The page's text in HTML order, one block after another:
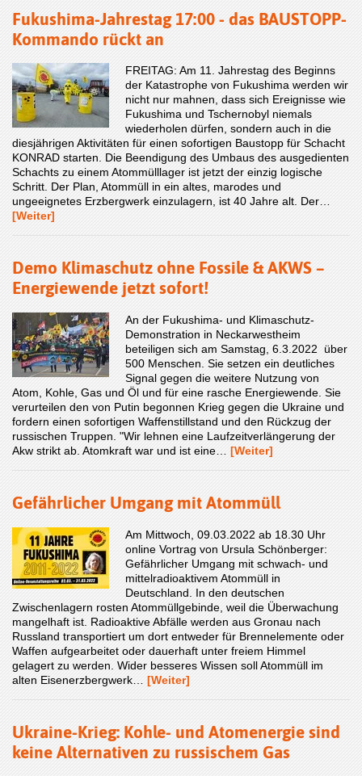
Fukushima-Jahrestag 17:00 - das BAUSTOPP-
Kommando rückt an
FREITAG: Am 11. Jahrestag des Beginns
der Katastrophe von Fukushima werden wir
nicht nur mahnen, dass sich Ereignisse wie
Fukushima und Tschernobyl niemals
wiederholen dürfen, sondern auch in die
diesjährigen Aktivitäten für einen sofortigen Baustopp für Schacht
KONRAD starten. Die Beendigung des Umbaus des ausgedienten
Schachts zu einem Atommülllager ist jetzt der einzig logische
Schritt. Der Plan, Atommüll in ein altes, marodes und
ungeeignetes Erzbergwerk einzulagern, ist 40 Jahre alt. Der…
[Weiter]
Demo Klimaschutz ohne Fossile & AKWS –
Energiewende jetzt sofort!
An der Fukushima- und Klimaschutz-
Demonstration in Neckarwestheim
beteiligen sich am Samstag, 6.3.2022 über
500 Menschen. Sie setzen ein deutliches
Signal gegen die weitere Nutzung von
Atom, Kohle, Gas und Öl und für eine rasche Energiewende. Sie
verurteilen den von Putin begonnen Krieg gegen die Ukraine und
fordern einen sofortigen Waffenstillstand und den Rückzug der
russischen Truppen. "Wir lehnen eine Laufzeitverlängerung der
Akw strikt ab. Atomkraft war und ist eine… [Weiter]
Gefährlicher Umgang mit Atommüll
Am Mittwoch, 09.03.2022 ab 18.30 Uhr
online Vortrag von Ursula Schönberger:
Gefährlicher Umgang mit schwach- und
mittelradioaktivem Atommüll in
Deutschland. In den deutschen
Zwischenlagern rosten Atommüllgebinde, weil die Überwachung
mangelhaft ist. Radioaktive Abfälle werden aus Gronau nach
Russland transportiert um dort entweder für Brennelemente oder
Waffen aufgearbeitet oder dauerhaft unter freiem Himmel
gelagert zu werden. Wider besseres Wissen soll Atommüll im
alten Eisenerzbergwerk… [Weiter]
Ukraine-Krieg: Kohle- und Atomenergie sind
keine Alternativen zu russischem Gas